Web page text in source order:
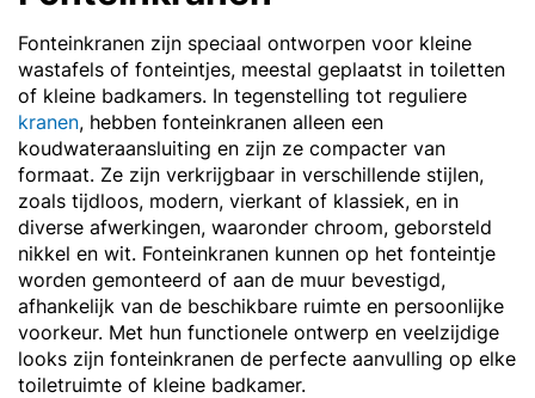
Fonteinkranen zijn speciaal ontworpen voor kleine
wastafels of fonteintjes, meestal geplaatst in toiletten
of kleine badkamers. In tegenstelling tot reguliere
kranen, hebben fonteinkranen alleen een
koudwateraansluiting en zijn ze compacter van
formaat. Ze zijn verkrijgbaar in verschillende stijlen,
zoals tijdloos, modern, vierkant of klassiek, en in
diverse afwerkingen, waaronder chroom, geborsteld
nikkel en wit. Fonteinkranen kunnen op het fonteintje
worden gemonteerd of aan de muur bevestigd,
afhankelijk van de beschikbare ruimte en persoonlijke
voorkeur. Met hun functionele ontwerp en veelzijdige
looks zijn fonteinkranen de perfecte aanvulling op elke
toiletruimte of kleine badkamer.